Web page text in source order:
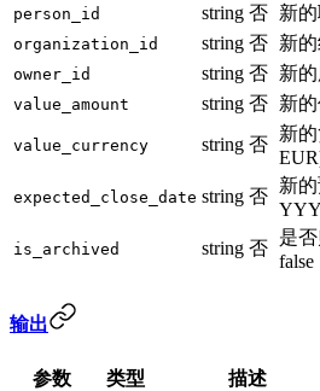
person_id string 否 新
organization_id string 否 新
owner_id string 否 新
value_amount string 否 新
value_currency string 否
新
expected_close_date string 否
新
is_archived string 否
是
false
输出
参数 类型 描述